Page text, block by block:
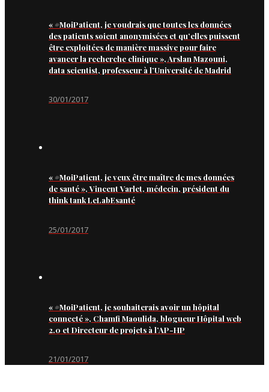
« #MoiPatient, je voudrais que toutes les données
des patients soient anonymisées et qu’elles puissent
être exploitées de manière massive pour faire
avancer la recherche clinique », Arslan Mazouni,
data scientist, professeur à l’Université de Madrid
30/01/2017
« #MoiPatient, je veux être maître de mes données
de santé », Vincent Varlet, médecin, président du
think tank LeLabEsanté
25/01/2017
« #MoiPatient, je souhaiterais avoir un hôpital
connecté », Chamfi Maoulida, blogueur Hôpital web
2.0 et Directeur de projets à l’AP-HP
21/01/2017